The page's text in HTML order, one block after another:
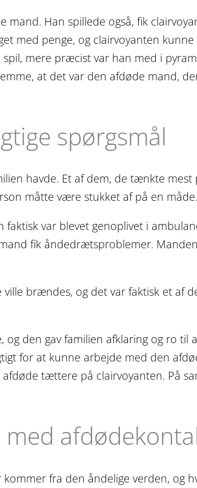
Han spillede også, fik
med penge, og clairvoyanten kunne
mere præcist var han med i
at det var den afdøde mand,
spørgsmål
havde. Et af dem, de tænkte mest
måtte være stukket af på en måde.
var blevet genoplivet i
fik åndedrætsproblemer.
brændes, og det var faktisk et af
og den gav familien afklaring og ro til
for at kunne arbejde med den
tættere på clairvoyanten. På
med
fra den åndelige verden, og